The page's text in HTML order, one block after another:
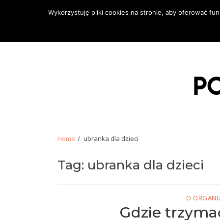
Home ubranka dla dzieci
Tag: ubranka dla dzieci
O
Gdzie
Wykorzystuję pliki cookies na stronie, aby oferować